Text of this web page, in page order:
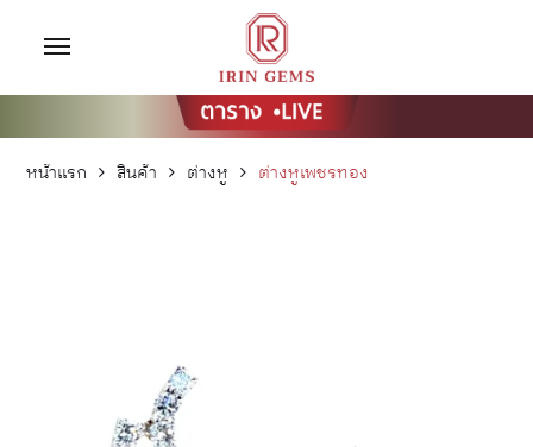
หน้าแรก สินค้า ต่างหู ต่างหูเพชรทอง